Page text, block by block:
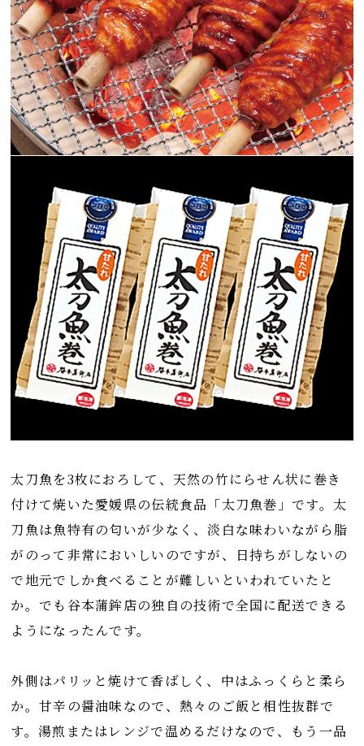
太刀魚を3枚におろして、天然の竹にらせん状に巻き
付けて焼いた愛媛県の伝統食品「太刀魚巻」です。太
刀魚は魚特有の匂いが少なく、淡白な味わいながら脂
がのって非常においしいのですが、日持ちがしないの
で地元でしか食べることが難しいといわれていたと
か。でも谷本蒲鉾店の独自の技術で全国に配送できる
ようになったんです。
外側はパリッと焼けて香ばしく、中はふっくらと柔ら
か。甘辛の醤油味なので、熱々のご飯と相性抜群で
す。湯煎またはレンジで温めるだけなので、もう一品